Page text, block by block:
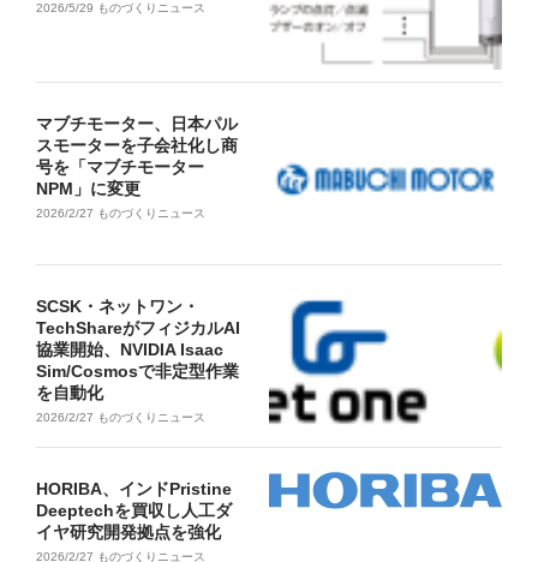
2026/5/29 ものづくりニュース
マブチモーター、日本パル
スモーターを子会社化し商
号を「マブチモーター
NPM」に変更
2026/2/27 ものづくりニュース
SCSK・ネットワン・
TechShareがフィジカルAI
協業開始、NVIDIA Isaac
Sim/Cosmosで非定型作業
を自動化
2026/2/27 ものづくりニュース
HORIBA、インドPristine
Deeptechを買収し人工ダ
イヤ研究開発拠点を強化
2026/2/27 ものづくりニュース